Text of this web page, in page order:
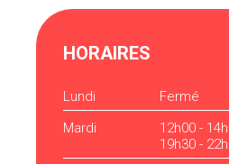
HORAIRES
Lundi
Fermé
Mardi
12h00 -
19h30 -